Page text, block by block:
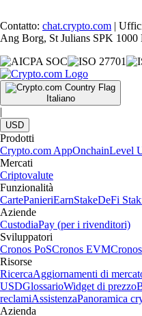
Contatto: chat.crypto.com |
Ang Borg, St Julians SPK 1000
Italiano
|
USD
Prodotti
Crypto.com AppOnchainLevel
Mercati
Criptovalute
Funzionalità
CartePanieriEarnStakeDeFi
Aziende
CustodiaPay (per i rivenditori)
Sviluppatori
Cronos PoSCronos EVM
Risorse
RicercaAggiornamenti di
USDGlossarioWidget di prezzo
reclamiAssistenzaPanoramica
Azienda